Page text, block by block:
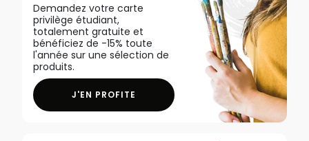
Demandez votre carte
privilège étudiant,
totalement gratuite et
bénéficiez de -15% toute
l'année sur une sélection de
produits.
J'EN PROFITE